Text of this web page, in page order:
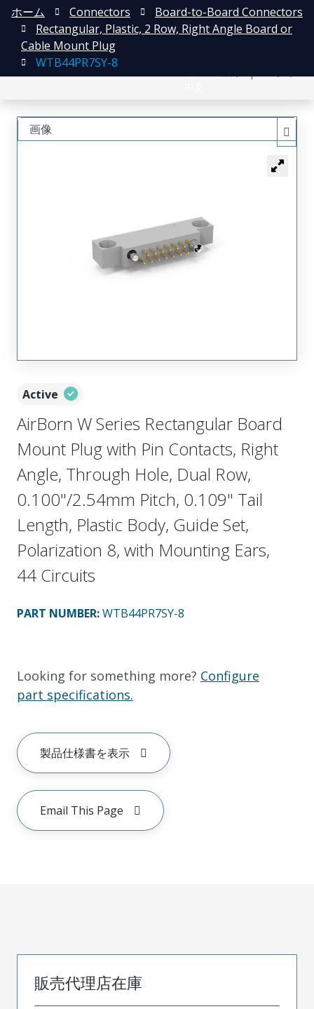
ホーム Connectors
Board-to-Board Connectors
Rectangular, Plastic, 2 Row, Right Angle Board or
Cable Mount Plug
WTB44PR7SY-8
Active
AirBorn W Series Rectangular Board
Mount Plug with Pin Contacts, Right
Angle, Through Hole, Dual Row,
0.100"/2.54mm Pitch, 0.109" Tail
Length, Plastic Body, Guide Set,
Polarization 8, with Mounting Ears,
44 Circuits
PART NUMBER:WTB44PR7SY-8
Looking for something more? Configure
part specifications.
製品仕様書を表示
Email This Page
画像
販売代理店在庫